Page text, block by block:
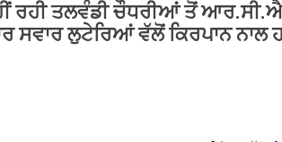
ਰਹੀ ਤਲਵੰਡੀ ਚੌਧਰੀਆਂ ਤੋਂ
ਸਵਾਰ ਲੁਟੇਰਿਆਂ ਵੱਲੋਂ ਕਿਰਪਾਨ ਨਾਲ